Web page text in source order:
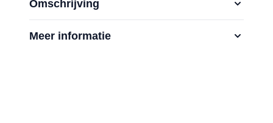
Omschrijving
Meer informatie